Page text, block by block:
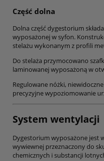
Część dolna
Dolna część dygestorium
wyposażonej w syfon.
stelażu wykonanym z profili
Do stelaża przymocowano
laminowanej wyposażoną w
Regulowane nóżki,
precyzyjne wypoziomowanie
System wentylacji
Dygestorium wyposażone jest
wywiewnej przeznaczony do
chemicznych i substancji